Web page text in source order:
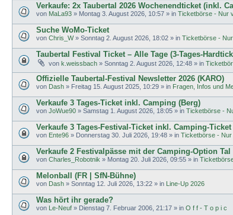
Verkaufe: 2x Taubertal 2026 Wochenendticket (inkl.
von MaLa93 » Montag 3. August 2026, 10:57 » in Ticketbörse - Nur
Suche WoMo-Ticket
von Chris_W» Sonntag 2. August 2026, 18:02 » in Ticketbörse -
Taubertal Festival Ticket – Alle Tage (3-Tages-
von k.weissbach » Sonntag 2. August 2026, 12:48 » in
Offizielle Taubertal-Festival Newsletter 2026 (KARO)
von Dash » Freitag 15. August 2025, 10:29 » in Fragen, Infos und
Verkaufe 3 Tages-Ticket inkl. Camping (Berg)
von JoWue90 » Samstag 1. August 2026, 18:05 » in Ticketbörse -
Verkaufe 3 Tages-Festival-Ticket inkl. Camping-Ticket
von Ente96 » Donnerstag 30. Juli 2026, 19:48 » in Ticketbörse -
Verkaufe 2 Festivalpässe mit der Camping-Option Tal
von Charles_Robotnik » Montag 20. Juli 2026, 09:55 » in
Melonball (FR | SfN-Bühne)
von Dash » Sonntag 12. Juli 2026, 13:22 » in Line-Up 2026
Was hört ihr gerade?
von Le-Neuf » Dienstag 7. Februar 2006, 21:17 » in O f f - T o p i c